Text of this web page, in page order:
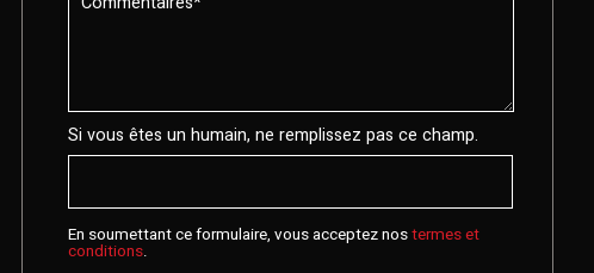
Si vous êtes un humain, ne remplissez pas ce champ.
En soumettant ce formulaire, vous acceptez nostermes et
conditions.